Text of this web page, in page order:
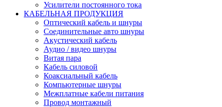
Усилители постоянного тока
КАБЕЛЬНАЯ ПРОДУКЦИЯ
Оптический кабель и шнуры
Соединительные авто шнуры
Акустический кабель
Аудио / видео шнуры
Витая пара
Кабель силовой
Коаксиальный кабель
Компьютерные шнуры
Межплатные кабели питания
Провод монтажный